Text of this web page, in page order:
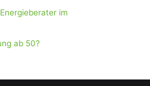
im
ab 50?